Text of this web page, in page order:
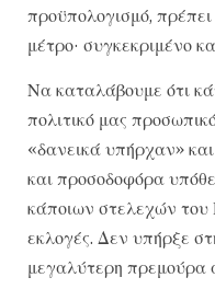
προϋπολογισμό,
μέτρο· συγκεκριμένο
Να καταλάβουμε ότι
πολιτικό μας
«δανεικά υπήρχαν»
και προσοδοφόρα
κάποιων στελεχών
εκλογές. Δεν υπήρξε
μεγαλύτερη πρεμούρα